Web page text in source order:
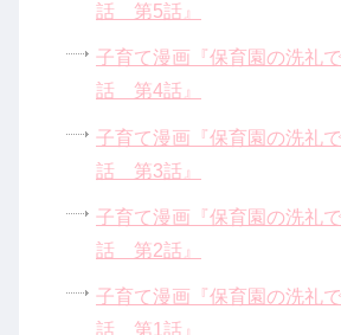
話 第5話』
子育て漫画『保育園の洗礼
話 第4話』
子育て漫画『保育園の洗礼
話 第3話』
子育て漫画『保育園の洗礼
話 第2話』
子育て漫画『保育園の洗礼
話 第1話』